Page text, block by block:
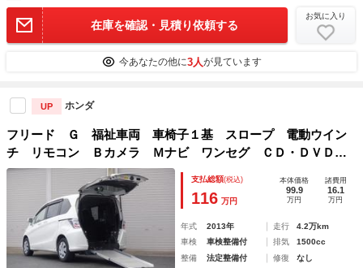
在庫を確認・見積り依頼する
お気に入り
今あなたの他に3人が見ています
UP ホンダ
フリード Ｇ 福祉車両 車椅子１基 スロープ 電動ウイン
チ リモコン Ｂカメラ Ｍナビ ワンセグ ＣＤ・ＤＶＤ
片側電動スライド 横滑り防止装置 ワンオーナー 障害物ソ
ナー Ｂｌｕｅｔｏｏｔｈ ドラレコ キーレス
支払総額(税込)
116 万円
本体価格
99.9
万円
諸費用
16.1
万円
年式 2013年 走行
4.2万km
車検
車検整備付 排気
1500cc
整備
法定整備付 修復
なし